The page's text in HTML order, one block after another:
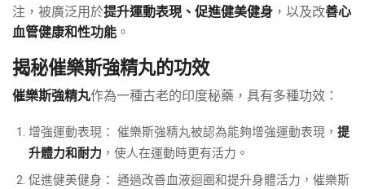
注，被廣泛用於提升運動表現、促進健美健身 ，以及改善心
血管健康和性功能 。
揭秘催樂斯強精丸的功效
催樂斯強精丸作為一種古老的印度秘藥，具有多種功效：
增強運動表現： 催樂斯強精丸被認為能夠增強運動表現， 提
升體力和耐力 ，使人在運動時更有活力。
促進健美健身： 通過改善血液迴圈和提升身體活力，催樂斯